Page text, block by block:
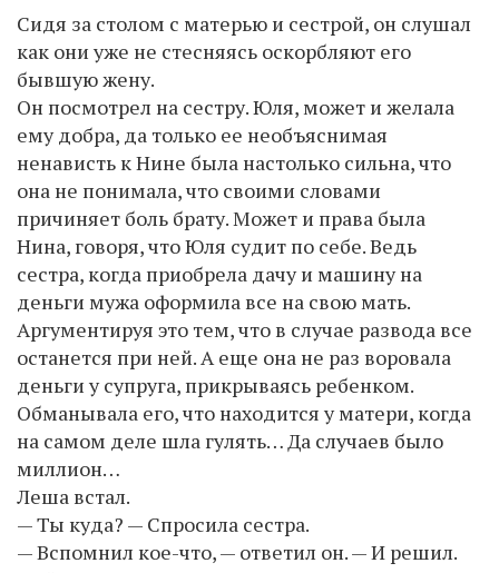
Сидя за столом с матерью и сестрой, он слушал
как они уже не стесняясь оскорбляют его
бывшую жену.
Он посмотрел на сестру. Юля, может и желала
ему добра, да только ее необъяснимая
ненависть к Нине была настолько сильна, что
она не понимала, что своими словами
причиняет боль брату. Может и права была
Нина, говоря, что Юля судит по себе. Ведь
сестра, когда приобрела дачу и машину на
деньги мужа оформила все на свою мать.
Аргументируя это тем, что в случае развода все
останется при ней. А еще она не раз воровала
деньги у супруга, прикрываясь ребенком.
Обманывала его, что находится у матери, когда
на самом деле шла гулять… Да случаев было
миллион…
Леша встал.
— Ты куда? — Спросила сестра.
— Вспомнил кое-что, — ответил он. — И решил.